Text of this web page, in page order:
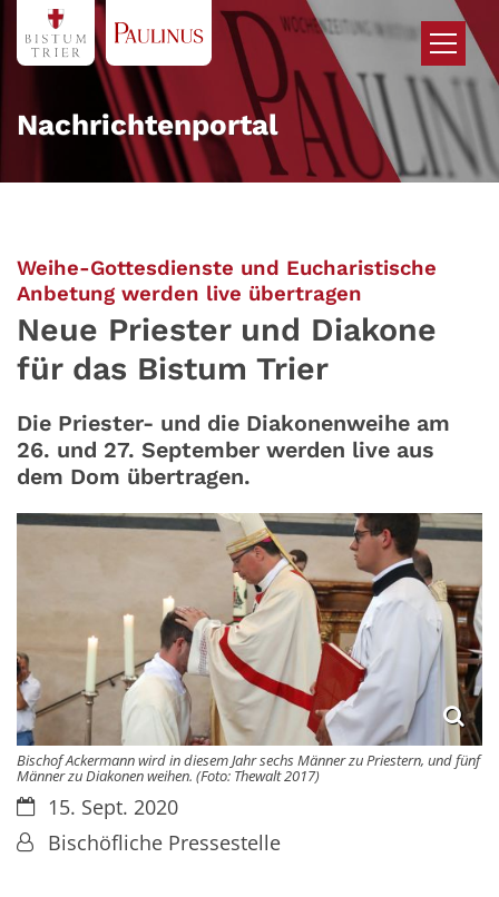
Zum Inhalt springen
Nachrichtenportal
Weihe-Gottesdienste und Eucharistische
Anbetung werden live übertragen
Neue Priester und Diakone
für das Bistum Trier
Die Priester- und die Diakonenweihe am
26. und 27. September werden live aus
dem Dom übertragen.
Bischof Ackermann wird in diesem Jahr sechs Männer zu Priestern, und fünf
Männer zu Diakonen weihen. (Foto: Thewalt 2017)
Datum:15. Sept. 2020
Von:Bischöfliche Pressestelle